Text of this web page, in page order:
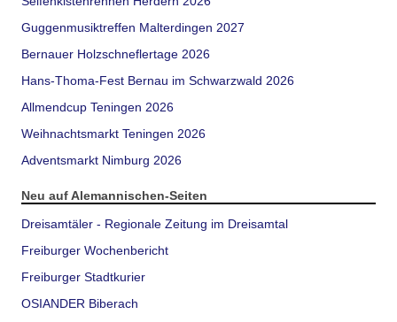
Guggenmusiktreffen Malterdingen 2027
Bernauer Holzschneflertage 2026
Hans-Thoma-Fest Bernau im Schwarzwald 2026
Allmendcup Teningen 2026
Weihnachtsmarkt Teningen 2026
Adventsmarkt Nimburg 2026
Neu auf Alemannischen-Seiten
Dreisamtäler - Regionale Zeitung im Dreisamtal
Freiburger Wochenbericht
Freiburger Stadtkurier
OSIANDER Biberach